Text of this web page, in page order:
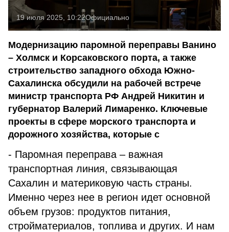
19 июля 2025, 10:22Официально
Модернизацию паромной переправы Ванино
– Холмск и Корсаковского порта, а также
строительство западного обхода Южно-
Сахалинска обсудили на рабочей встрече
министр транспорта РФ Андрей Никитин и
губернатор Валерий Лимаренко. Ключевые
проекты в сфере морского транспорта и
дорожного хозяйства, которые с
- Паромная переправа – важная
транспортная линия, связывающая
Сахалин и материковую часть страны.
Именно через нее в регион идет основной
объем грузов: продуктов питания,
стройматериалов, топлива и других. И нам